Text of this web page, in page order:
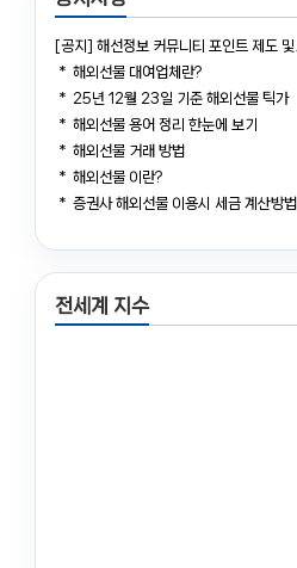
[공지] 해선정보 커뮤니티 포인트 제도 및 거래소 예치금 전환 안내
＊ 해외선물 대여업체란?
＊ 25년 12월 23일 기준 해외선물 틱가
＊ 해외선물 용어 정리 한눈에 보기
＊ 해외선물 거래 방법
＊ 해외선물 이란?
＊ 증권사 해외선물 이용시 세금 계산방법
전세계 지수